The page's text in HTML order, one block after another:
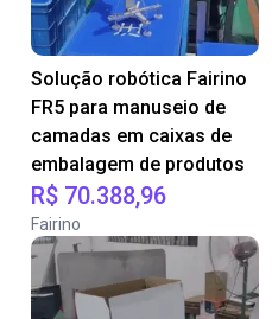
Solução robótica Fairino
FR5 para manuseio de
camadas em caixas de
embalagem de produtos
R$ 70.388,96
Fairino